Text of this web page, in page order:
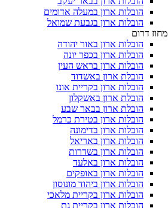
הובלות ארון במעלה אדומים
הובלות ארון בגבעת שמואל
מחוז דרום
הובלות ארון באור יהודה
הובלות ארון בכפר יונה
הובלות ארון בראש העין
הובלת ארון באשדוד
הובלות ארון בקריית אונו
הובלת ארון באשקלון
הובלת ארון בבאר שבע
הובלות ארון בטירת כרמל
הובלות ארון בדימונה
הובלות ארון באריאל
הובלות ארון בשדרות
הובלות ארון באלעד
הובלות ארון באופקים
הובלות ארון ביהוד מונוסון
הובלות ארון בקריית מלאכי
הובלות ארון בקריית גת